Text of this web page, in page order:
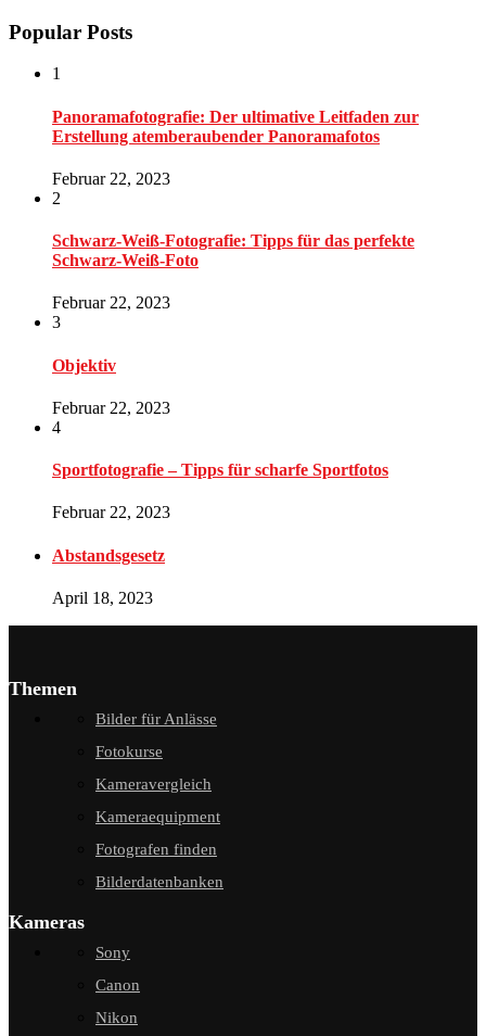
Popular Posts
1
Panoramafotografie: Der ultimative Leitfaden zur
Erstellung atemberaubender Panoramafotos
Februar 22, 2023
2
Schwarz-Weiß-Fotografie: Tipps für das perfekte
Schwarz-Weiß-Foto
Februar 22, 2023
3
Objektiv
Februar 22, 2023
4
Sportfotografie – Tipps für scharfe Sportfotos
Februar 22, 2023
Abstandsgesetz
April 18, 2023
Themen
Bilder für Anlässe
Fotokurse
Kameravergleich
Kameraequipment
Fotografen finden
Bilderdatenbanken
Kameras
Sony
Canon
Nikon